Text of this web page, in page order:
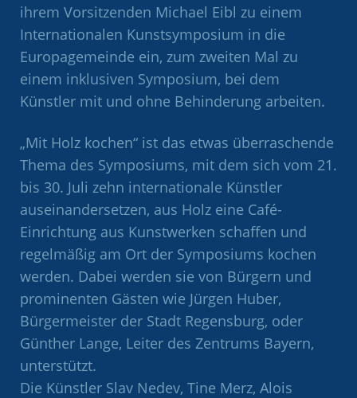
ihrem Vorsitzenden Michael Eibl zu einem
Internationalen Kunstsymposium in die
Europagemeinde ein, zum zweiten Mal zu
einem inklusiven Symposium, bei dem
Künstler mit und ohne Behinderung arbeiten.
„Mit Holz kochen“ ist das etwas überraschende
Thema des Symposiums, mit dem sich vom 21.
bis 30. Juli zehn internationale Künstler
auseinandersetzen, aus Holz eine Café-
Einrichtung aus Kunstwerken schaffen und
regelmäßig am Ort der Symposiums kochen
werden. Dabei werden sie von Bürgern und
prominenten Gästen wie Jürgen Huber,
Bürgermeister der Stadt Regensburg, oder
Günther Lange, Leiter des Zentrums Bayern,
unterstützt.
Die Künstler Slav Nedev, Tine Merz, Alois